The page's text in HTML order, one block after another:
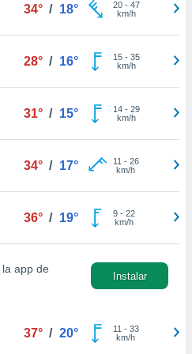
34° / 18° 20- 47
km/h
28° / 16° 15- 35
km/h
31° / 15° 14- 29
km/h
34° / 17° 11 - 26
km/h
36° / 19° 9- 22
km/h
la app de
Instalar
37° / 20° 11 - 33
km/h